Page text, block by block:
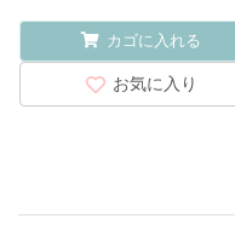
カゴに入れる
お気に入り